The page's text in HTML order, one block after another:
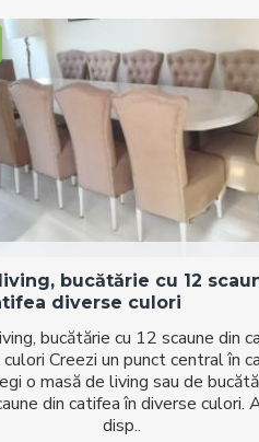
bucătărie cu 12
diverse culori
bucătărie cu 12 scaune din
Creezi un punct central în
o masă de living sau de
din catifea în diverse culori.
disp..